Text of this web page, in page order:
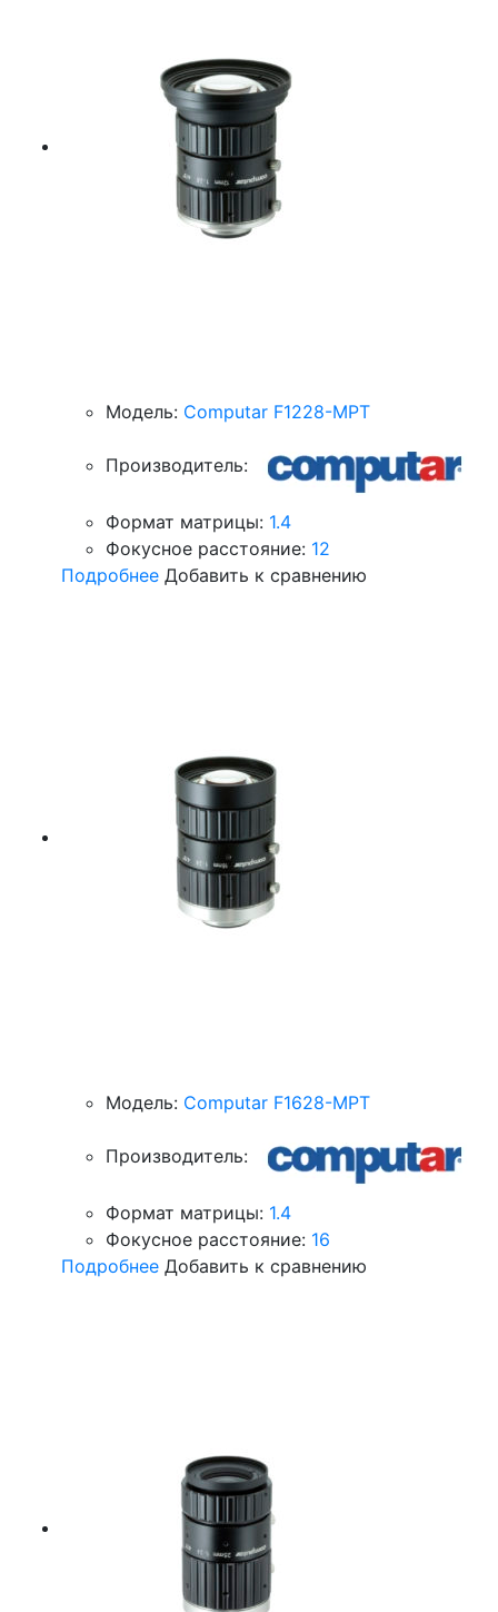
Модель: Computar F1228-MPT
Производитель:
Формат матрицы: 1.4
Фокусное расстояние: 12
Подробнее Добавить к сравнению
Модель: Computar F1628-MPT
Производитель:
Формат матрицы: 1.4
Фокусное расстояние: 16
Подробнее Добавить к сравнению